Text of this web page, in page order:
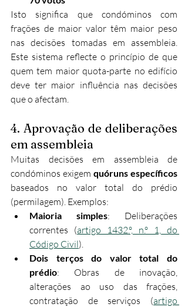
Isto significa que condóminos com
frações de maior valor têm maior peso
nas decisões tomadas em assembleia.
Este sistema reflecte o princípio de que
quem tem maior quota-parte no edifício
deve ter maior influência nas decisões
que o afectam.
4. Aprovação de deliberações
em assembleia
Muitas decisões em assembleia de
condóminos exigem quóruns específicos
baseados no valor total do prédio
(permilagem). Exemplos:
Maioria simples: Deliberações
correntes (artigo 1432.º, n.º 1, do
Código Civil).
Dois terços do valor total do
prédio: Obras de inovação,
alterações ao uso das frações,
contratação de serviços (artigo